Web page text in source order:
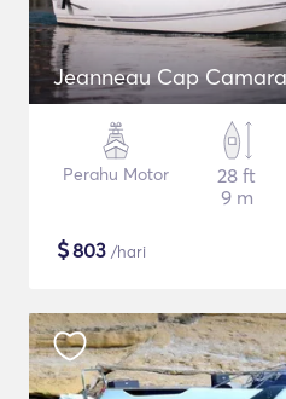
Jeanneau Cap
Perahu Motor
28 ft
9 m
$803 /hari